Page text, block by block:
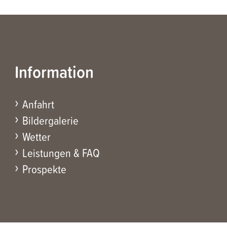
Information
Anfahrt
Bildergalerie
Wetter
Leistungen & FAQ
Prospekte